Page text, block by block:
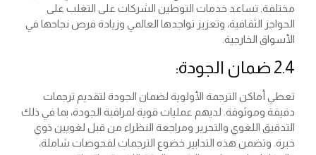
مختلفة. تساعد خدمات التوطين الشركات على التغلب على
الحواجز الثقافية، وتعزيز تواجدها العالمي وزيادة فرص نجاحها في
الأسواق الخارجية.
2.4 ضمان الجودة:
تعطي أماكن الترجمة الأولوية لضمان الجودة لتقديم ترجمات
دقيقة وموثوقة. لديهم عمليات قوية لمراقبة الجودة، بما في ذلك
التدقيق اللغوي والتحرير ومراجعة النظراء من قبل لغويين ذوي
خبرة. وتضمن هذه التدابير خضوع الترجمات لفحوصات شاملة،